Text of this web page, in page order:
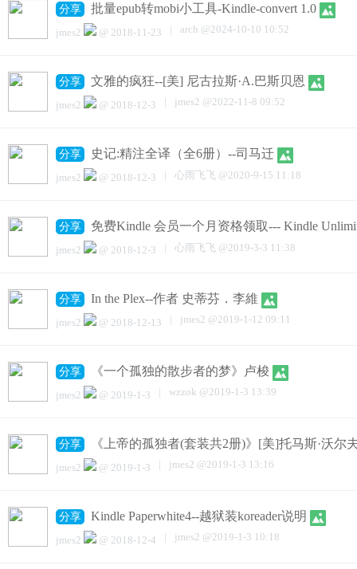
分享 批量epub转mobi小工具-Kindle-convert 1.0
jmes2 @ 2018-11-23 | arch @2024-10-10 10:52
分享 文雅的疯狂--[美] 尼古拉斯·A.巴斯贝恩
jmes2 @ 2018-12-3 | jmes2 @2022-11-8 09:52
分享 史记:精注全译（全6册）--司马迁
jmes2 @ 2018-12-3 | 心雨飞飞 @2020-9-15 11:18
分享 免费Kindle 会员一个月资格领取--- Kindle
jmes2 @ 2018-12-3 | 心雨飞飞 @2019-3-3 11:38
分享 In the Plex--作者 史蒂芬．李維
jmes2 @ 2018-12-13 | jmes2 @2019-1-12 09:11
分享 《一个孤独的散步者的梦》卢梭
jmes2 @ 2019-1-3 | wzzok @2019-1-3 13:39
分享 《上帝的孤独者(套装共2册)》[美]托马斯·沃尔
jmes2 @ 2019-1-3 | jmes2 @2019-1-3 13:16
分享 Kindle Paperwhite4--越狱装koreader说明
jmes2 @ 2018-12-4 | jmes2 @2019-1-3 10:18